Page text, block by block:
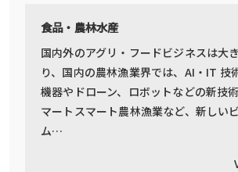
食品・農林水産
国内外のアグリ・フードビジネスは大
り、国内の農林漁業界では、AI・IT 技
機器やドローン、ロボットなどの新技
マートスマート農林漁業など、新しい
ム…